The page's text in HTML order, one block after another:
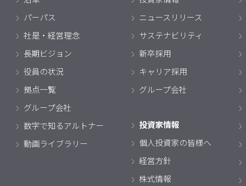
パーパス
社是・経営理念
長期ビジョン
役員の状況
拠点一覧
グループ会社
数字で知るアルトナー
動画ライブラリー
ニュースリリース
サステナビリティ
新卒採用
キャリア採用
グループ会社
投資家情報
個人投資家の皆様へ
経営方針
株式情報